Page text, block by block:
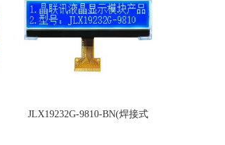
JLX19232G-9810-BN(焊接式